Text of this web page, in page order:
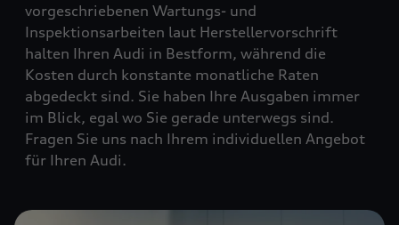
vorgeschriebenen Wartungs- und
Inspektionsarbeiten laut Herstellervorschrift
halten Ihren Audi in Bestform, während die
Kosten durch konstante monatliche Raten
abgedeckt sind. Sie haben Ihre Ausgaben immer
im Blick, egal wo Sie gerade unterwegs sind.
Fragen Sie uns nach Ihrem individuellen Angebot
für Ihren Audi.